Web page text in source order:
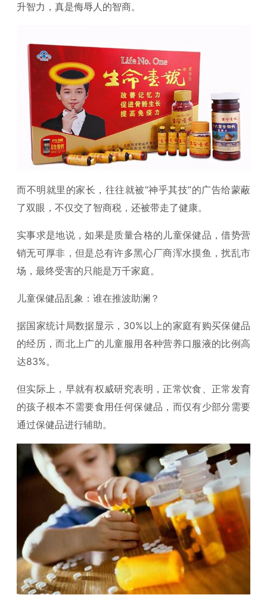
升智力，真是侮辱人的智商。
而不明就里的家长，往往就被“神乎其技”的广告给蒙蔽
了双眼，不仅交了智商税，还被带走了健康。
实事求是地说，如果是质量合格的儿童保健品，借势营
销无可厚非，但是总有许多黑心厂商浑水摸鱼，扰乱市
场，最终受害的只能是万千家庭。
儿童保健品乱象：谁在推波助澜？
据国家统计局数据显示，30%以上的家庭有购买保健品
的经历，而北上广的儿童服用各种营养口服液的比例高
达83%。
但实际上，早就有权威研究表明，正常饮食、正常发育
的孩子根本不需要食用任何保健品，而仅有少部分需要
通过保健品进行辅助。